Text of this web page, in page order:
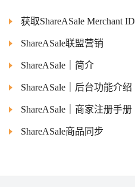
获取ShareASale Merchant ID
ShareASale联盟营销
ShareASale｜简介
ShareASale｜后台功能介绍
ShareASale｜商家注册手册
ShareASale商品同步